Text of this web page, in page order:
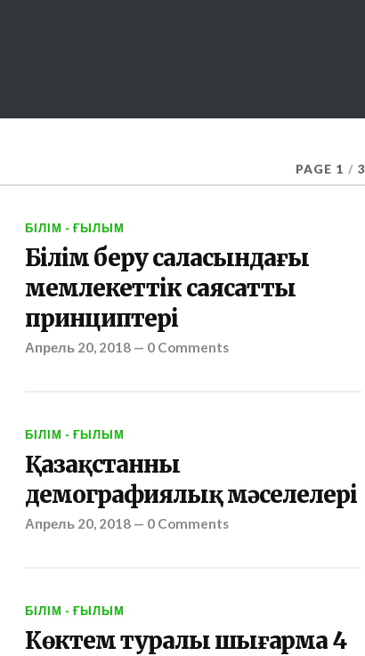
PAGE 1 / 3
БІЛІМ - ҒЫЛЫМ
Білім беру саласындағы
мемлекеттік саясаттың
принциптері
Апрель 20, 2018— 0 Comments
БІЛІМ - ҒЫЛЫМ
Қазақстанның
демографиялық мәселелері
Апрель 20, 2018— 0 Comments
БІЛІМ - ҒЫЛЫМ
Көктем туралы шығарма 4